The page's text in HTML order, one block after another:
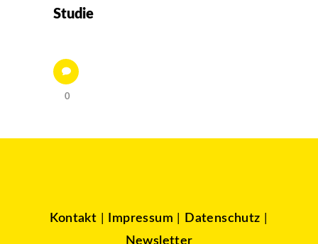
Studie
0
Kontakt Impressum Datenschutz
Newsletter